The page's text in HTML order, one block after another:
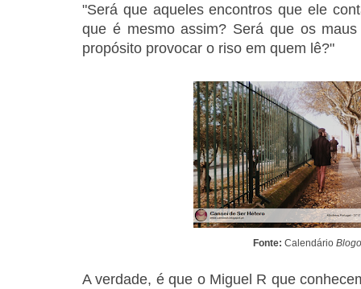
"Será que aqueles encontros que ele
que é mesmo assim? Será que os
propósito provocar o riso em quem lê?"
Fonte: Calendário
A verdade, é que o Miguel R que